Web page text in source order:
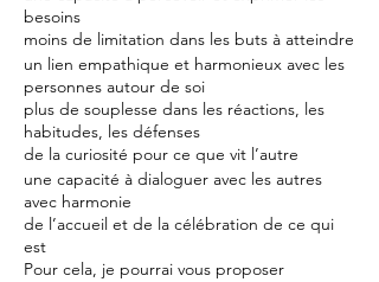
besoins
moins de limitation dans les buts à atteindre
un lien empathique et harmonieux avec les
personnes autour de soi
plus de souplesse dans les réactions, les
habitudes, les défenses
de la curiosité pour ce que vit l’autre
une capacité à dialoguer avec les autres
avec harmonie
de l’accueil et de la célébration de ce qui
est
Pour cela, je pourrai vous proposer